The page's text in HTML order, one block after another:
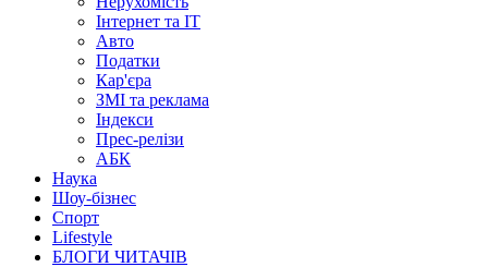
Інтернет та IT
Авто
Податки
Кар'єра
ЗМІ та реклама
Індекси
Прес-релізи
АБК
Наука
Шоу-бізнес
Спорт
Lifestyle
БЛОГИ ЧИТАЧІВ